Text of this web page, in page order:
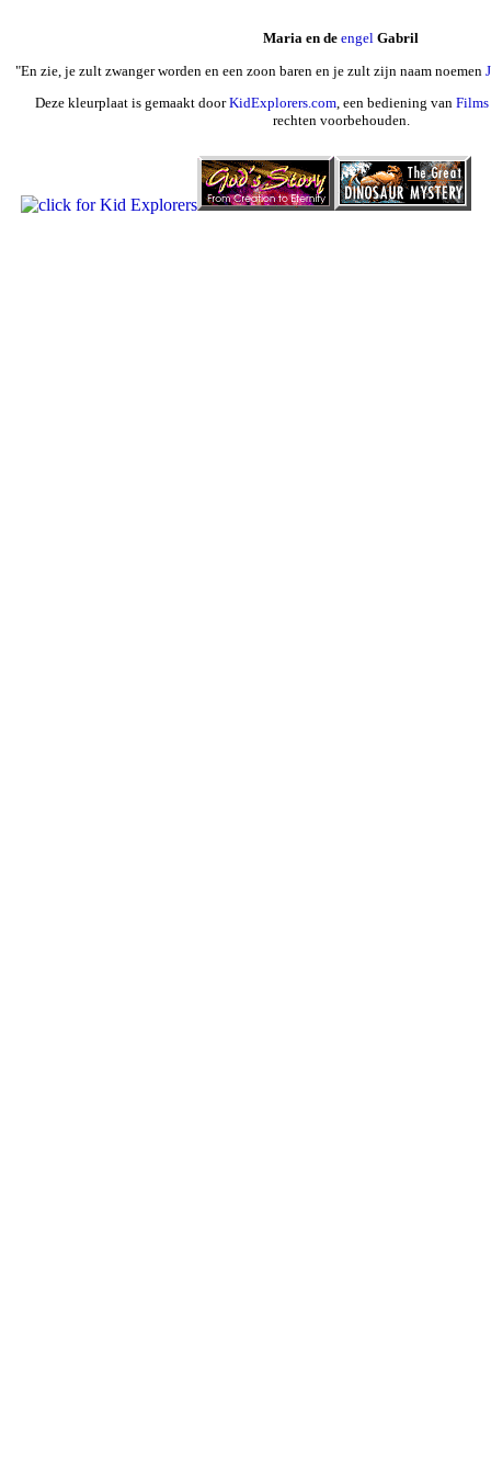
Maria en de engel Gabril
"En zie, je zult zwanger worden en een zoon baren en je zult zijn naam noemen
Deze kleurplaat is gemaakt doorKidExplorers.com , een bediening van
rechten voorbehouden.